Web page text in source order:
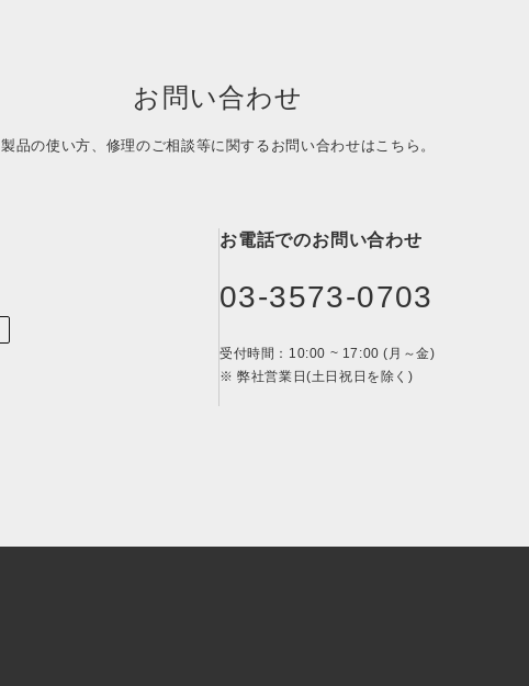
お問い合わせ
製品の使い方、修理のご相談等に関する お問い合わせはこちら。
お電話でのお問い合わせ
03-3573-0703
受付時間：10:00 ~ 17:00 (月～金)
※ 弊社営業日(土日祝日を除く)